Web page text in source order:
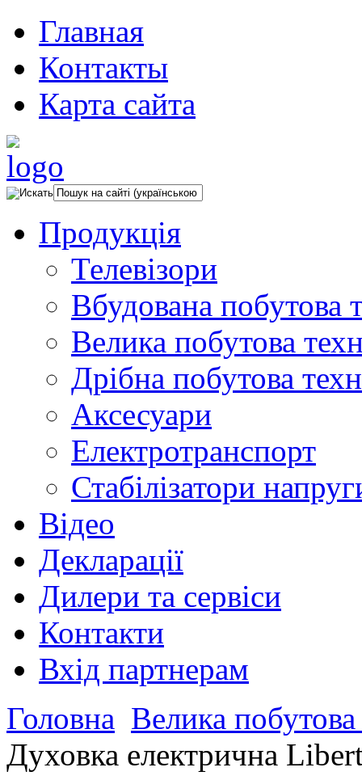
Главная
Контакты
Карта сайта
Продукція
Телевізори
Вбудована побутова
Велика побутова
Дрібна побутова
Аксесуари
Електротранспорт
Стабілізатори
Відео
Декларації
Дилери та сервіси
Контакти
Вхід партнерам
Головна Велика побутова
Духовка електрична